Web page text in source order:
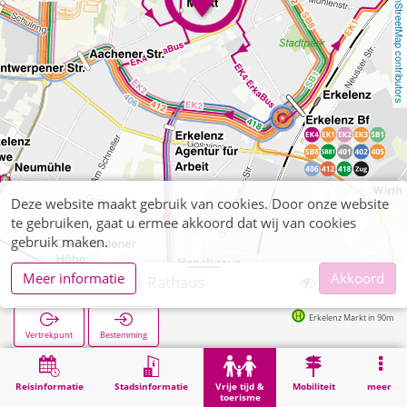
OpenStreetMap contributors
Reisinformatie Stadsinformatie
Vrije tijd &
toerisme
Mobiliteit meer
Erkelenz, Altes Rathaus
Vertrekpunt Bestemming
Erkelenz Markt in 90m
Vrije tijd & toerisme Bezienswaardigheid Erkelenz, Altes Rathaus
Deze website maakt gebruik van cookies. Door onze website
te gebruiken, gaat u ermee akkoord dat wij van cookies
gebruik maken.
Meer informatie
Akkoord